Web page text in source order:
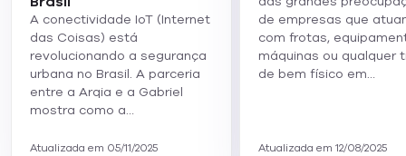
A conectividade IoT (Internet
das Coisas) está
revolucionando a segurança
urbana no Brasil. A parceria
entre a Arqia e a Gabriel
mostra como a…
Atualizada em 05/11/2025
de empresas que
com frotas,
máquinas ou qualquer
de bem físico em…
Atualizada em 12/08/2025